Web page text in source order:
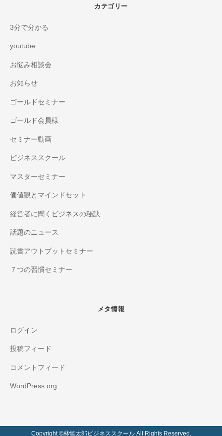
カテゴリー
3分で分かる
youtube
お悩み相談会
お知らせ
ゴールドセミナー
ゴールド会員様
セミナー動画
ビジネススクール
マスターセミナー
価値観とマインドセット
経営者に聞くビジネスの秘訣
話題のニュース
読書アウトプットセミナー
７つの習慣セミナー
メタ情報
ログイン
投稿フィード
コメントフィード
WordPress.org
Copyright ©️林慎太郎ビジネススクール All Rights Reserved.